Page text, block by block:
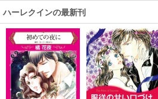
ハーレクインの最新刊